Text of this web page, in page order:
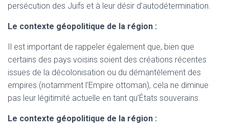
persécution des Juifs et à leur désir d’autodétermination.
Le contexte géopolitique de la région :
Il est important de rappeler également que, bien que
certains des pays voisins soient des créations récentes
issues de la décolonisation ou du démantèlement des
empires (notamment l’Empire ottoman), cela ne diminue
pas leur légitimité actuelle en tant qu’États souverains.
Le contexte géopolitique de la région :